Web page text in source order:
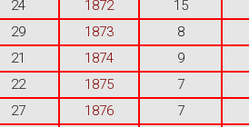
24 1872 15
29 1873 8
21 1874 9
22 1875 7
27 1876 7